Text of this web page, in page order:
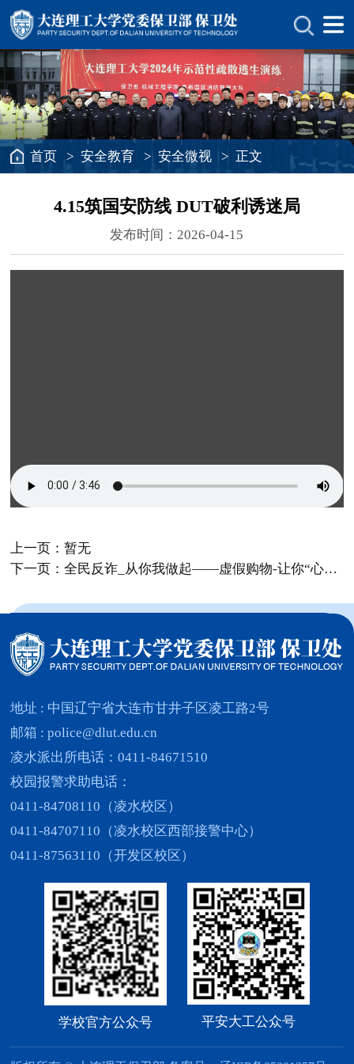
首页 >安全教育 >安全微视 > 正文
4.15筑国安防线 DUT破利诱迷局
发布时间：2026-04-15
上一页：暂无
下一页：全民反诈_从你我做起——虚假购物-让你“心动”更让你“心痛”
地址 : 中国辽宁省大连市甘井子区凌工路2号
邮箱 : police@dlut.edu.cn
凌水派出所电话：0411-84671510
校园报警求助电话：
0411-84708110（凌水校区）
0411-84707110（凌水校区西部接警中心）
0411-87563110（开发区校区）
学校官方公众号 平安大工公众号